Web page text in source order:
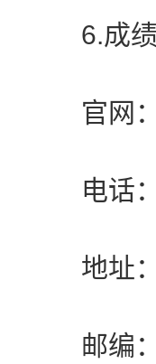
6.成绩
官网：
电话：
地址：
邮编：